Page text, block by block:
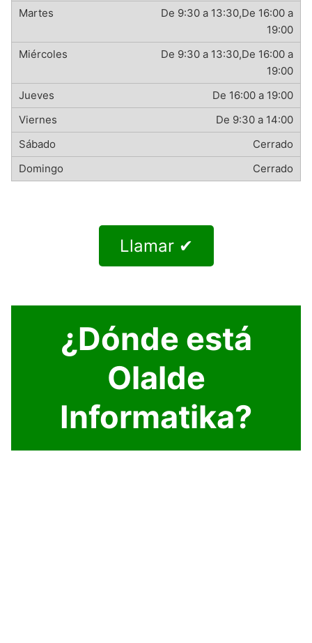
De 9:30 a 13:30,De 16:00 a
19:00
De 9:30 a 13:30,De 16:00 a
19:00
De 16:00 a 19:00
De 9:30 a 14:00
Cerrado
Cerrado
Llamar ✔
¿Dónde está
Olalde
Informatika?